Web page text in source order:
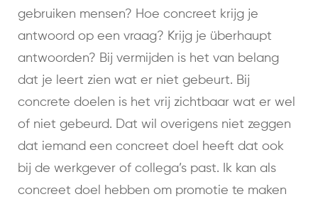
gebruiken mensen? Hoe concreet krijg je
antwoord op een vraag? Krijg je überhaupt
antwoorden? Bij vermijden is het van belang
dat je leert zien wat er niet gebeurt. Bij
concrete doelen is het vrij zichtbaar wat er wel
of niet gebeurd. Dat wil overigens niet zeggen
dat iemand een concreet doel heeft dat ook
bij de werkgever of collega’s past. Ik kan als
concreet doel hebben om promotie te maken